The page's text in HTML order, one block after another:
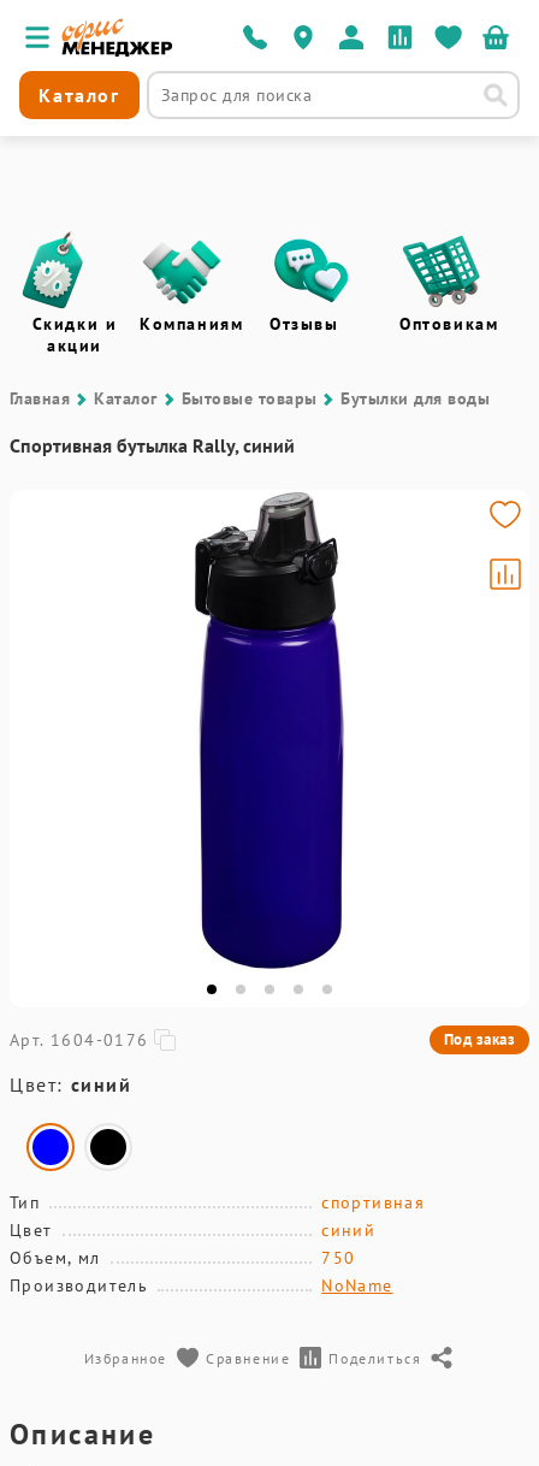
Каталог
Скидки и
акции
Компаниям Отзывы Оптовикам
Главная Каталог Бытовые товары Бутылки для воды
Спортивная бутылка Rally, синий
Арт. 1604-0176 Под заказ
Цвет: синий
Тип
спортивная
Цвет
синий
Объем, мл
750
Производитель
NoName
Избранное Сравнение Поделиться
Описание